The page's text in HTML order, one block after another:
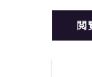
閲